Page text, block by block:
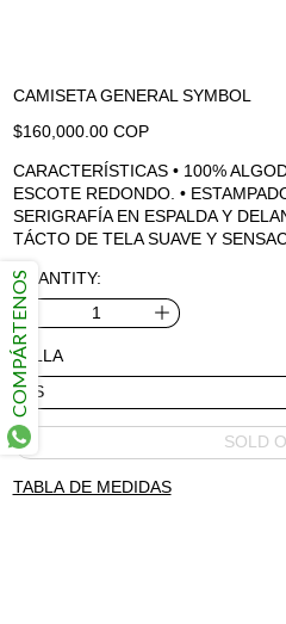
CAMISETA GENERAL SYMBOL
REGULAR PRICE
$160,000.00 COP
CARACTERÍSTICAS • 100%
ESCOTE REDONDO. •
SERIGRAFÍA EN ESPALDA Y
TÁCTO DE TELA SUAVE Y
QUANTITY:
TALLA
SOLD
TABLA DE MEDIDAS
COMPÁRTENOS